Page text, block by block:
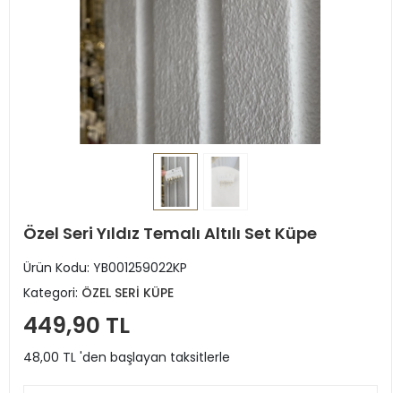
Özel Seri Yıldız Temalı Altılı Set Küpe
Ürün Kodu: YB001259022KP
Kategori: ÖZEL SERİ KÜPE
449,90 TL
48,00 TL 'den başlayan taksitlerle